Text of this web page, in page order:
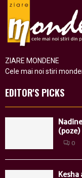
ZIARE MONDENE
Cele mai noi stiri
EDITOR'S PICKS
(poze)
0